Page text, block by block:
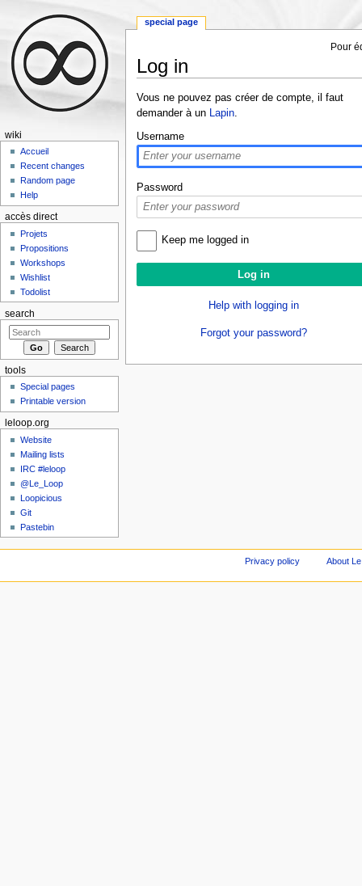
Pour
Log in
Vous ne pouvez pas créer de compte, il faut
demander à un Lapin.
Username
Password
Keep me logged in
Help with logging in
Forgot your password?
special page
wiki
Accueil
Recent changes
Random page
Help
accès direct
Projets
Propositions
Workshops
Wishlist
Todolist
search
tools
Special pages
Printable version
leloop.org
Website
Mailing lists
IRC #leloop
@Le_Loop
Loopicious
Git
Pastebin
Privacy policy About